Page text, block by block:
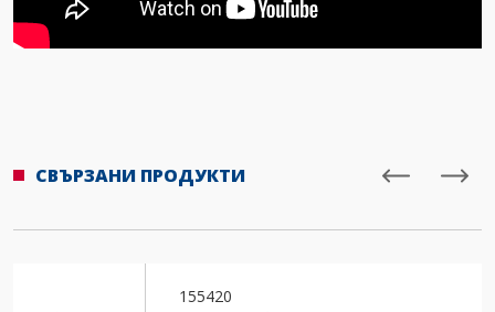
СВЪРЗАНИ ПРОДУКТИ
155420